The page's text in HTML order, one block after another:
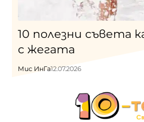
10 полезни съвета
с жегата
Мис ИнГа12.07.2026